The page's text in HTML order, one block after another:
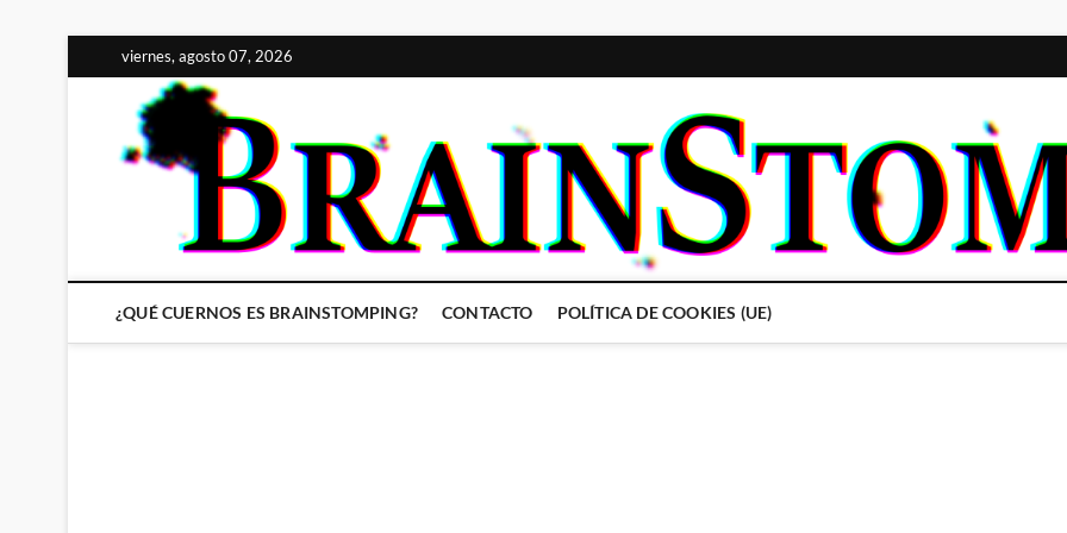
al
contenido
viernes, agosto 07, 2026
¿QUÉ CUERNOS ES BRAINSTOMPING? CONTACTO POLÍTICA DE COOKIES (UE)